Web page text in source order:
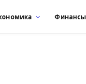
Финансы